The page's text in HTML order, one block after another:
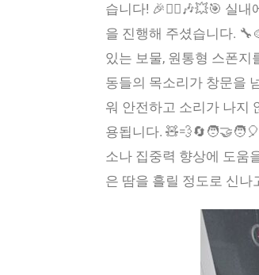
습니다! 🎉🤸‍♀️🎶💥🎯 실
을 진행해 주셨습니다.
있는 보물, 원통형 스폰
동들의 목소리가 창문을
워 안전하고 소리가 나지
용됩니다.
소나 집중력 향상에 도움
은 땀을 흘릴 정도로 신